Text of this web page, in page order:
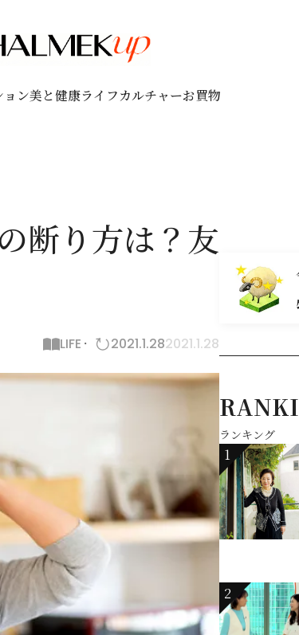
ョン美と健康ライフカルチャーお買物
断り方は？友
LIFE 2021.1.282021.1.28
ランキング
1
2